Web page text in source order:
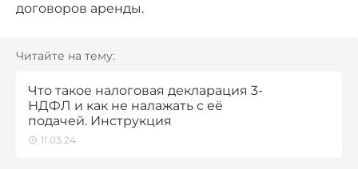
договоров аренды.
Читайте на тему:
Что такое налоговая декларация 3-
НДФЛ и как не налажать с её
подачей. Инструкция
11.03.24